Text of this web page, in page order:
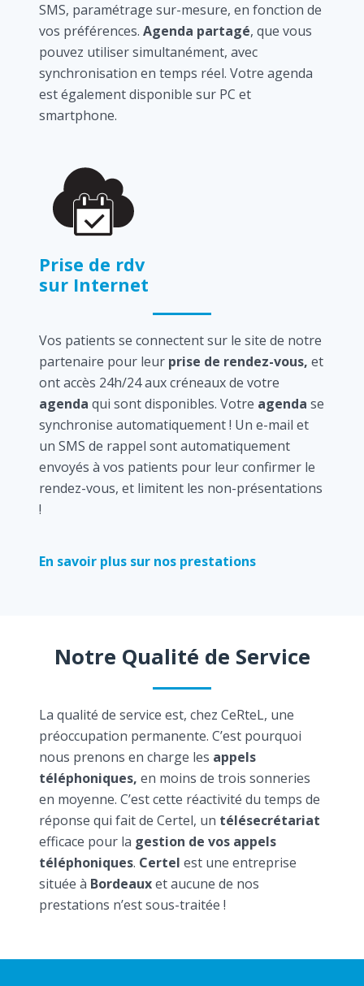
SMS, paramétrage sur-mesure, en fonction de
vos préférences. Agenda partagé, que vous
pouvez utiliser simultanément, avec
synchronisation en temps réel. Votre agenda
est également disponible sur PC et
smartphone.
Prise de rdv
sur Internet
Vos patients se connectent sur le site de notre
partenaire pour leur prise de rendez-vous, et
ont accès 24h/24 aux créneaux de votre
agenda qui sont disponibles. Votre agenda se
synchronise automatiquement ! Un e-mail et
un SMS de rappel sont automatiquement
envoyés à vos patients pour leur confirmer le
rendez-vous, et limitent les non-présentations
!
En savoir plus sur nos prestations
Notre Qualité de Service
La qualité de service est, chez CeRteL, une
préoccupation permanente. C’est pourquoi
nous prenons en charge les appels
téléphoniques, en moins de trois sonneries
en moyenne. C’est cette réactivité du temps de
réponse qui fait de Certel, un télésecrétariat
efficace pour la gestion de vos appels
téléphoniques. Certel est une entreprise
située à Bordeauxet aucune de nos
prestations n’est sous-traitée !